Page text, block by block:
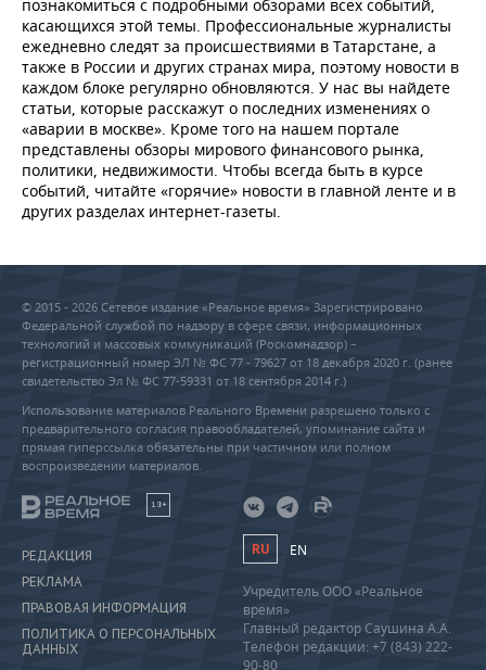
познакомиться с подробными обзорами всех событий,
касающихся этой темы. Профессиональные журналисты
ежедневно следят за происшествиями в Татарстане, а
также в России и других странах мира, поэтому новости в
каждом блоке регулярно обновляются. У нас вы найдете
статьи, которые расскажут о последних изменениях о
«аварии в москве». Кроме того на нашем портале
представлены обзоры мирового финансового рынка,
политики, недвижимости. Чтобы всегда быть в курсе
событий, читайте «горячие» новости в главной ленте и в
других разделах интернет-газеты.
© 2015 - 2026 Сетевое издание «Реальное время» Зарегистрировано
Федеральной службой по надзору в сфере связи, информационных
технологий и массовых коммуникаций (Роскомнадзор) –
регистрационный номер ЭЛ № ФС 77 - 79627 от 18 декабря 2020 г. (ранее
свидетельство Эл № ФС 77-59331 от 18 сентября 2014 г.)
Использование материалов Реального Времени разрешено только с
предварительного согласия правообладателей, упоминание сайта и
прямая гиперссылка обязательны при частичном или полном
воспроизведении материалов.
18+
РЕДАКЦИЯ
РЕКЛАМА
ПРАВОВАЯ ИНФОРМАЦИЯ
ПОЛИТИКА О ПЕРСОНАЛЬНЫХ
ДАННЫХ
RU EN
Учредитель ООО «Реальное
время»
Главный редактор Саушина А.А.
Телефон редакции: +7 (843) 222-
90-80